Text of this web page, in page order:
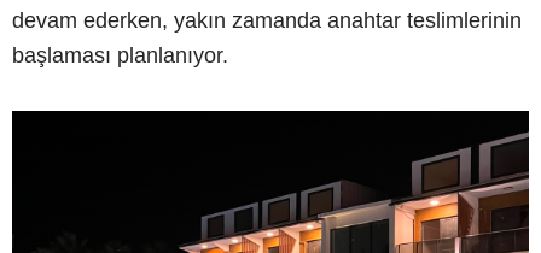
devam ederken, yakın zamanda anahtar teslimlerinin
başlaması planlanıyor.